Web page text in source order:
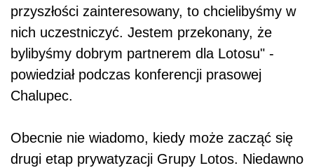
przyszłości zainteresowany, to chcielibyśmy w
nich uczestniczyć. Jestem przekonany, że
bylibyśmy dobrym partnerem dla Lotosu" -
powiedział podczas konferencji prasowej
Chalupec.
Obecnie nie wiadomo, kiedy może zacząć się
drugi etap prywatyzacji Grupy Lotos. Niedawno